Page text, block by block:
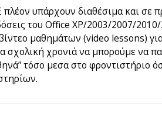
υπάρχουν διαθέσιμα και σε
του Office XP/2003/2007/
μαθημάτων (video lessons)
σχολική χρονιά να μπορούμε να
τόσο μεσα στο φροντιστήριο